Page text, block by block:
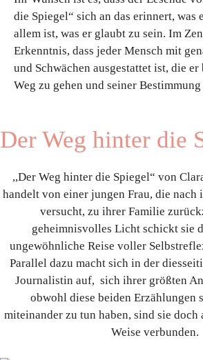
die Spiegel“ sich an das erinnert, was
allem ist, was er glaubt zu sein. Im
Erkenntnis, dass jeder Mensch mit
und Schwächen ausgestattet ist, die
Weg zu gehen und seiner
Der Weg hinter die
,,Der Weg hinter die Spiegel“ von
handelt von einer jungen Frau, die
versucht, zu ihrer Familie
geheimnisvolles Licht schickt sie
ungewöhnliche Reise voller
Parallel dazu macht sich in der
Journalistin auf, sich ihrer größten
obwohl diese beiden Erzählungen
miteinander zu tun haben, sind sie doch
Weise verbunden.